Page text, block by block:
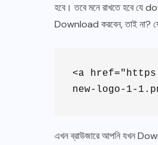
হবে। তবে মনে রাখতে হবে
Download করবেন, তাই না?
<a
new-logo-1-
এখন ব্রাউজারে আপনি যখন